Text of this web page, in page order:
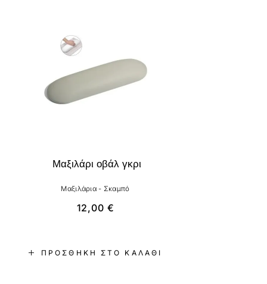
ΠΡΟΣΘΉΚΗ ΣΤΟ ΚΑΛΆΘΙ
Μαξιλάρι οβάλ γκρι
Μαξιλάρια - Σκαμπό
12,00 €